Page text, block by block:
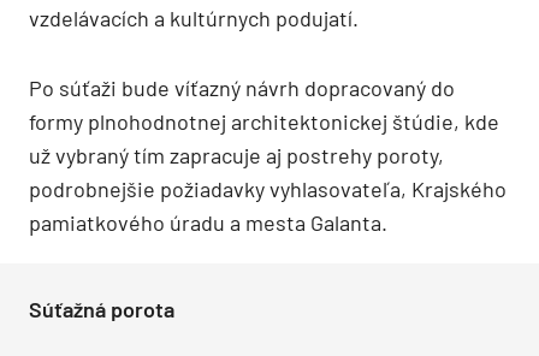
vzdelávacích a kultúrnych podujatí.
Po súťaži bude víťazný návrh dopracovaný do
formy plnohodnotnej architektonickej štúdie, kde
už vybraný tím zapracuje aj postrehy poroty,
podrobnejšie požiadavky vyhlasovateľa, Krajského
pamiatkového úradu a mesta Galanta.
Súťažná porota